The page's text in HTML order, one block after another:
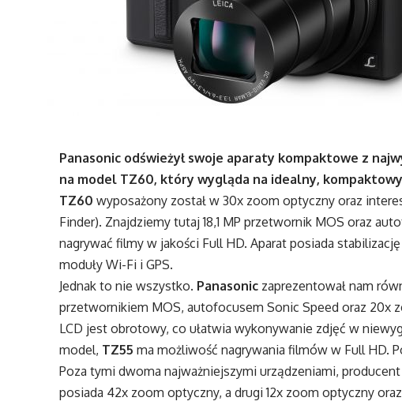
Panasonic odświeżył swoje aparaty kompaktowe z
na model TZ60, który wygląda na idealny,
TZ60 wyposażony został w 30x zoom optyczny oraz
Finder). Znajdziemy tutaj 18,1 MP przetwornik MOS oraz
nagrywać filmy w jakości Full HD. Aparat posiada
moduły Wi-Fi i GPS.
Jednak to nie wszystko. Panasonic zaprezentował nam
przetwornikiem MOS, autofocusem Sonic Speed oraz 20x
LCD jest obrotowy, co ułatwia wykonywanie zdjęć w
model, TZ55 ma możliwość nagrywania filmów w Full HD.
Poza tymi dwoma najważniejszymi urządzeniami,
posiada 42x zoom optyczny, a drugi 12x zoom optyczny